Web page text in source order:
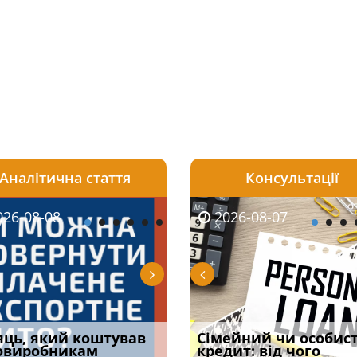
06
встановив для
шкоди
2026-08-06
Документи, на яких не
проставляється
Аналітична стаття
08-08
який коштував
2026-08-07
Огляд практики ВС від
Ростислава Кравця, що
Консультації
2026-08-05
потрібна ФОП
у 2026 році:
2026-08-07
Сімейний чи
кредит: від чого
2026-07-30
Восьмий ААС
підтвердив, що